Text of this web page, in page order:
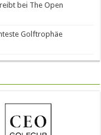
bei The Open
Golftrophäe